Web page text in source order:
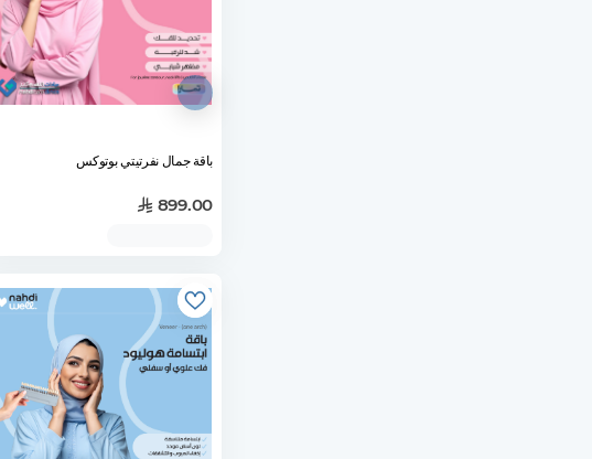
باقة جمال نفرتيتي بوتوكس
899.00